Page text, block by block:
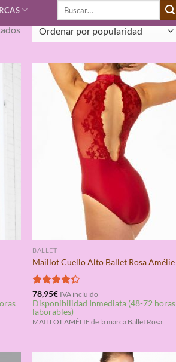
Buscar
Ordenado
por
BALLET
Maillot Cuello Alto Ballet Rosa Amélie
Valorado
con4.25
de 5
78,95€ IVA incluido
Disponibilidad Inmediata (48-72 horas
laborables)
MAILLOT AMÉLIE de la marca Ballet Rosa